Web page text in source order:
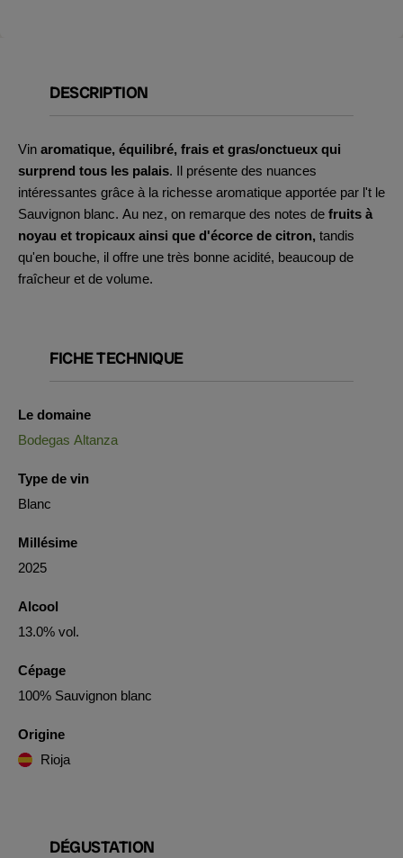
DESCRIPTION
Vin aromatique, équilibré, frais et gras/onctueux qui
surprend tous les palais. Il présente des nuances
intéressantes grâce à la richesse aromatique apportée par l't le
Sauvignon blanc. Au nez, on remarque des notes de fruits à
noyau et tropicaux ainsi que d'écorce de citron, tandis
qu'en bouche, il offre une très bonne acidité, beaucoup de
fraîcheur et de volume.
FICHE TECHNIQUE
Le domaine
Bodegas Altanza
Type de vin
Blanc
Millésime
2025
Alcool
13.0% vol.
Cépage
100% Sauvignon blanc
Origine
Rioja
DÉGUSTATION